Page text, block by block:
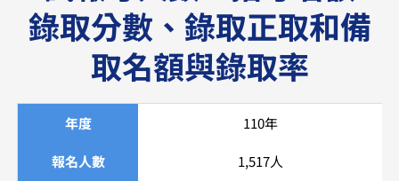
錄取分數、錄取正取和備
取名額與錄取率
年度 110年
報名人數 1,517人